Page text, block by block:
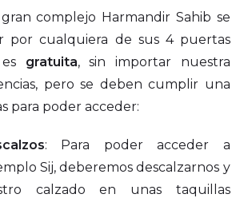
complejo Harmandir Sahib se
por cualquiera de sus 4 puertas
gratuita, sin importar nuestra
pero se deben cumplir una
para poder acceder:
: Para poder acceder a
Sij, deberemos descalzarnos y
calzado en unas taquillas